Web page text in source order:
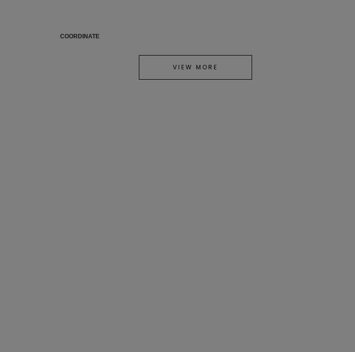
COORDINATE
VIEW MORE